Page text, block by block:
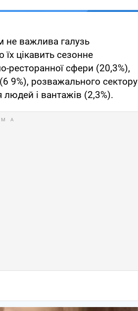
не важлива галузь
цікавить сезонне
ресторанної сфери (20,3%),
9%), розважального сектору
людей і вантажів (2,3%).